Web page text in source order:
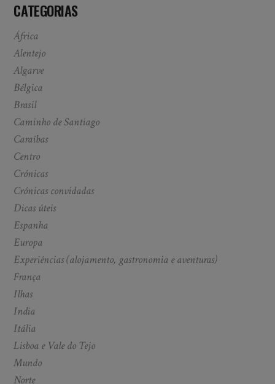
CATEGORIAS
África
Alentejo
Algarve
Bélgica
Brasil
Caminho de Santiago
Caraíbas
Centro
Crónicas
Crónicas convidadas
Dicas úteis
Espanha
Europa
Experiências (alojamento, gastronomia e aventuras)
França
Ilhas
India
Itália
Lisboa e Vale do Tejo
Mundo
Norte